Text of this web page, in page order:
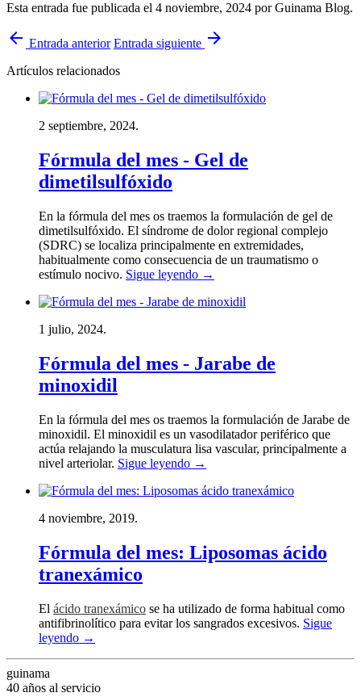
Esta entrada fue publicada el 4 noviembre, 2024 por Guinama Blog.
arrow_back Entrada anterior Entrada siguiente arrow_forward
Artículos relacionados
2 septiembre, 2024.
Fórmula del mes - Gel de
dimetilsulfóxido
En la fórmula del mes os traemos la formulación de gel de
dimetilsulfóxido. El síndrome de dolor regional complejo
(SDRC) se localiza principalmente en extremidades,
habitualmente como consecuencia de un traumatismo o
estímulo nocivo. Sigue leyendo →
1 julio, 2024.
Fórmula del mes - Jarabe de
minoxidil
En la fórmula del mes os traemos la formulación de Jarabe de
minoxidil. El minoxidil es un vasodilatador periférico que
actúa relajando la musculatura lisa vascular, principalmente a
nivel arteriolar. Sigue leyendo →
4 noviembre, 2019.
Fórmula del mes: Liposomas ácido
tranexámico
El ácido tranexámico se ha utilizado de forma habitual como
antifibrinolítico para evitar los sangrados excesivos. Sigue
leyendo →
guinama
40 años al servicio